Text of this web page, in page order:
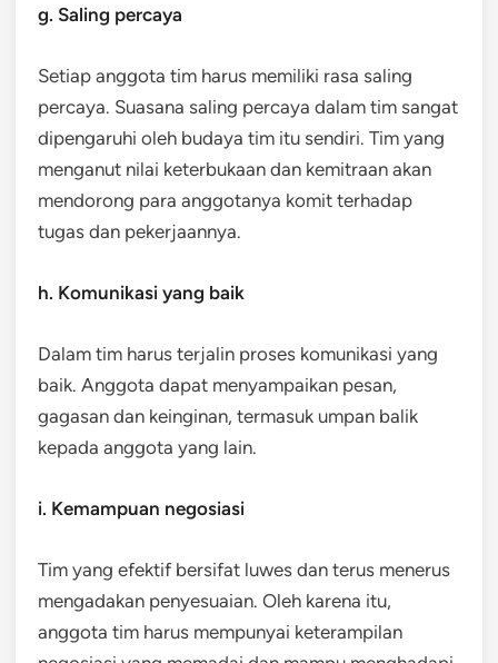
g. Saling percaya
Setiap anggota tim harus memiliki rasa saling
percaya. Suasana saling percaya dalam tim sangat
dipengaruhi oleh budaya tim itu sendiri. Tim yang
menganut nilai keterbukaan dan kemitraan akan
mendorong para anggotanya komit terhadap
tugas dan pekerjaannya.
h. Komunikasi yang baik
Dalam tim harus terjalin proses komunikasi yang
baik. Anggota dapat menyampaikan pesan,
gagasan dan keinginan, termasuk umpan balik
kepada anggota yang lain.
i. Kemampuan negosiasi
Tim yang efektif bersifat luwes dan terus menerus
mengadakan penyesuaian. Oleh karena itu,
anggota tim harus mempunyai keterampilan